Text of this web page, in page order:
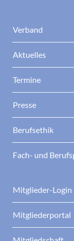
Verband
Aktuelles
Termine
Presse
Berufsethik
Fach- und
Mitglieder-Login
Mitgliederportal